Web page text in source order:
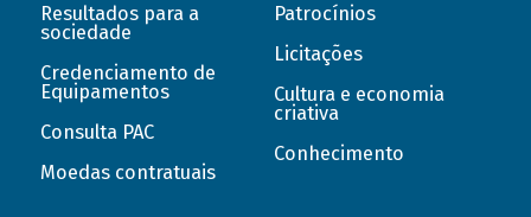
Resultados para a
sociedade
Credenciamento de
Equipamentos
Consulta PAC
Moedas contratuais
Patrocínios
Licitações
Cultura e economia
criativa
Conhecimento